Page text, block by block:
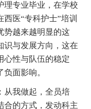
理专业毕业，在学校
医“专科护士”培训
势越来越明显的这
识与发展方向，这在
心性与队伍的稳定
面影响。
从我做起，全员培
合的方式，发动科主